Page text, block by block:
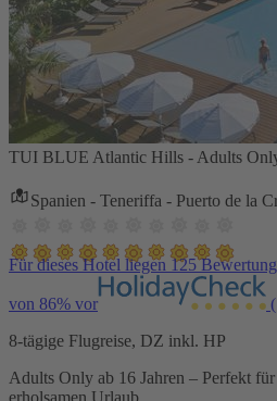
TUI BLUE Atlantic Hills - Adults
Spanien - Teneriffa - Puerto de la
Für dieses Hotel liegen 125
von 86% vor
8-tägige Flugreise, DZ inkl. HP
Adults Only ab 16 Jahren – Perfekt
erholsamen Urlaub